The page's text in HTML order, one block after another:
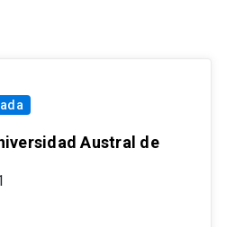
Austral de